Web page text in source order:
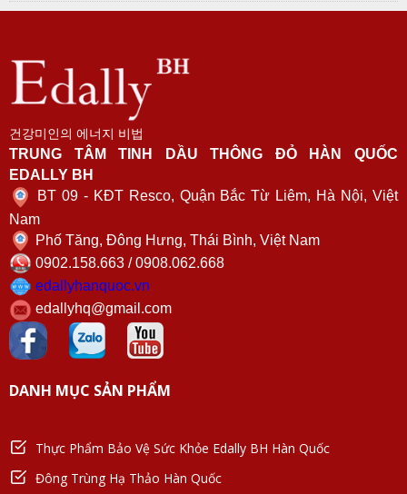
건강미인의 에너지 비법
TRUNG TÂM TINH DẦU THÔNG ĐỎ HÀN QUỐC
EDALLY BH
BT 09 - KĐT Resco, Quận Bắc Từ Liêm, Hà Nội, Việt
Nam
Phố Tăng, Đông Hưng, Thái Bình, Việt Nam
0902.158.663 / 0908.062.668
edallyhanquoc.vn
edallyhq@gmail.com
DANH MỤC SẢN PHẨM
Thực Phẩm Bảo Vệ Sức Khỏe Edally BH Hàn Quốc
Đông Trùng Hạ Thảo Hàn Quốc